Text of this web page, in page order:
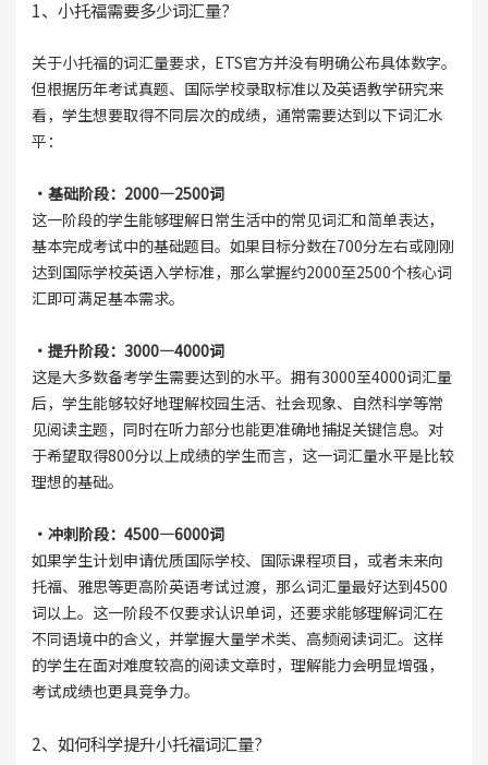
1、小托福需要多少词汇量?
关于小托福的词汇量要求，ETS官方并没有明确公布具体数字。
但根据历年考试真题、国际学校录取标准以及英语教学研究来
看，学生想要取得不同层次的成绩，通常需要达到以下词汇水
平：
·基础阶段：2000—2500词
这一阶段的学生能够理解日常生活中的常见词汇和简单表达，
基本完成考试中的基础题目。如果目标分数在700分左右或刚刚
达到国际学校英语入学标准，那么掌握约2000至2500个核心词
汇即可满足基本需求。
·提升阶段：3000—4000词
这是大多数备考学生需要达到的水平。拥有3000至4000词汇量
后，学生能够较好地理解校园生活、社会现象、自然科学等常
见阅读主题，同时在听力部分也能更准确地捕捉关键信息。对
于希望取得800分以上成绩的学生而言，这一词汇量水平是比较
理想的基础。
·冲刺阶段：4500—6000词
如果学生计划申请优质国际学校、国际课程项目，或者未来向
托福、雅思等更高阶英语考试过渡，那么词汇量最好达到4500
词以上。这一阶段不仅要求认识单词，还要求能够理解词汇在
不同语境中的含义，并掌握大量学术类、高频阅读词汇。这样
的学生在面对难度较高的阅读文章时，理解能力会明显增强，
考试成绩也更具竞争力。
2、如何科学提升小托福词汇量?